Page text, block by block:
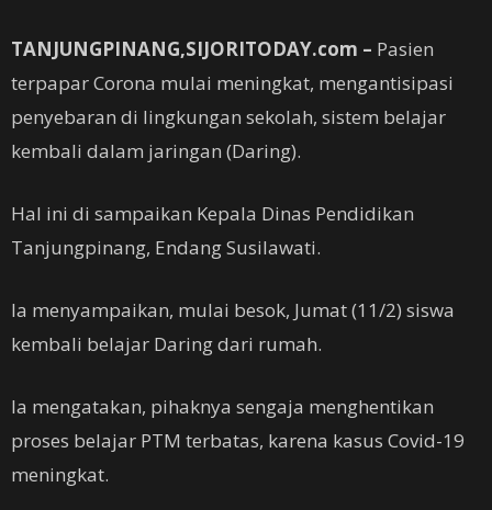
TANJUNGPINANG,SIJORITODAY.com – Pasien
terpapar Corona mulai meningkat, mengantisipasi
penyebaran di lingkungan sekolah, sistem belajar
kembali dalam jaringan (Daring).
Hal ini di sampaikan Kepala Dinas Pendidikan
Tanjungpinang, Endang Susilawati.
Ia menyampaikan, mulai besok, Jumat (11/2) siswa
kembali belajar Daring dari rumah.
Ia mengatakan, pihaknya sengaja menghentikan
proses belajar PTM terbatas, karena kasus Covid-19
meningkat.